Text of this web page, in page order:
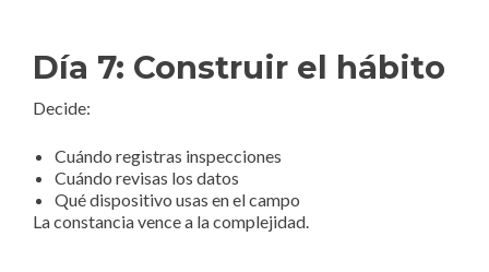
Día 7: Construir el hábito
Decide:
Cuándo registras inspecciones
Cuándo revisas los datos
Qué dispositivo usas en el campo
La constancia vence a la complejidad.